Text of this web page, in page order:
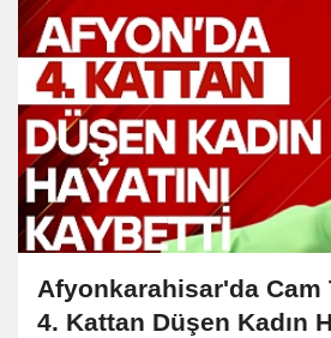
Afyonkarahisar'da Cam
4. Kattan Düşen Kadın